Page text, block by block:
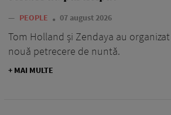
— PEOPLE 07 august 2026
Tom Holland și Zendaya au
nouă petrecere de nuntă.
+ MAI MULTE